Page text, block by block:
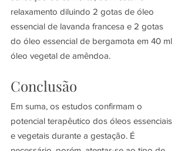
relaxamento diluindo 2 gotas de óleo
essencial de lavanda francesa e 2 gotas
do óleo essencial de bergamota em 40 ml
óleo vegetal de amêndoa.
Conclusão
Em suma, os estudos confirmam o
potencial terapêutico dos óleos essenciais
e vegetais durante a gestação. É